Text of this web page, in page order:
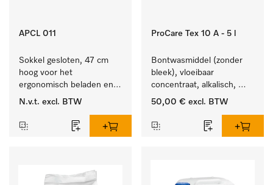
APCL 011
Sokkel gesloten, 47 cm
hoog voor het
ergonomisch beladen en
legen van de wasmachine
N.v.t. excl. BTW
ProCare Tex 10 A - 5 l
Bontwasmiddel (zonder
bleek), vloeibaar
concentraat, alkalisch,
5 l voor het reinigen van
kleurechte bonte was.
50,00 € excl. BTW